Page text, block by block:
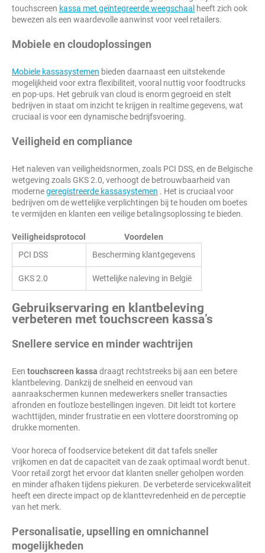
touchscreen kassa met geïntegreerde weegschaal heeft zich ook
bewezen als een waardevolle aanwinst voor veel retailers.
Mobiele en cloudoplossingen
Mobiele kassasystemen bieden daarnaast een uitstekende
mogelijkheid voor extra flexibiliteit, vooral nuttig voor foodtrucks
en pop-ups. Het gebruik van cloud is enorm gegroeid en stelt
bedrijven in staat om inzicht te krijgen in realtime gegevens, wat
cruciaal is voor een dynamische bedrijfsvoering.
Veiligheid en compliance
Het naleven van veiligheidsnormen, zoals PCI DSS, en de Belgische
wetgeving zoals GKS 2.0, verhoogt de betrouwbaarheid van
modernegeregistreerde kassasystemen . Het is cruciaal voor
bedrijven om de wettelijke verplichtingen bij te houden om boetes
te vermijden en klanten een veilige betalingsoplossing te bieden.
Veiligheidsprotocol
Voordelen
PCI DSS
Bescherming klantgegevens
GKS 2.0 Wettelijke naleving in België
Gebruikservaring en klantbeleving
verbeteren met touchscreen kassa’s
Snellere service en minder wachtrijen
Een touchscreen kassa draagt rechtstreeks bij aan een betere
klantbeleving. Dankzij de snelheid en eenvoud van
aanraakschermen kunnen medewerkers sneller transacties
afronden en foutloze bestellingen ingeven. Dit leidt tot kortere
wachttijden, minder frustratie en een vlottere doorstroming op
drukke momenten.
Voor horeca of foodservice betekent dit dat tafels sneller
vrijkomen en dat de capaciteit van de zaak optimaal wordt benut.
Voor retail zorgt het ervoor dat klanten sneller geholpen worden
en minder afhaken tijdens piekuren. De verbeterde servicekwaliteit
heeft een directe impact op de klanttevredenheid en de perceptie
van het merk.
Personalisatie, upselling en omnichannel
mogelijkheden